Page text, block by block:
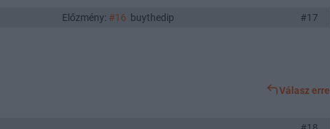
Előzmény: #16 buythedip #17
Válasz erre